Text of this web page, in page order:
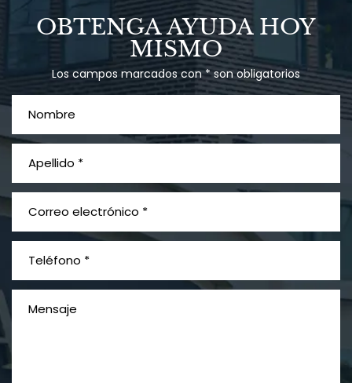
Talco en polvo
Ovary cancer
¿Qué es el mesotelioma?
OBTENGA AYUDA HOY
MISMO
Los campos marcados con * son obligatorios